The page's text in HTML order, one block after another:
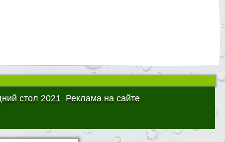
стол 2021 Реклама на сайте